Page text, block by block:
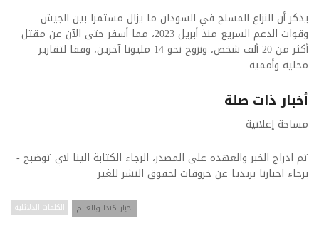
يذكر أن النزاع المسلح في السودان ما يزال مستمرا بين الجيش
وقوات الدعم السريع منذ أبريل 2023، مما أسفر حتى الآن عن مقتل
أكثر من 20 ألف شخص، ونزوح نحو 14 مليونا آخرين، وفقا لتقارير
محلية وأممية.
أخبار ذات صلة
مساحة إعلانية
تم ادراج الخبر والعهده على المصدر، الرجاء الكتابة الينا لاي توضبح -
برجاء اخبارنا بريديا عن خروقات لحقوق النشر للغير
الكلمات الدلائليه اخبار كندا والعالم